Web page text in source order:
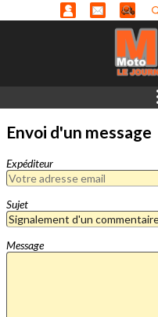
Envoi d'un message
Expéditeur
Sujet
Message